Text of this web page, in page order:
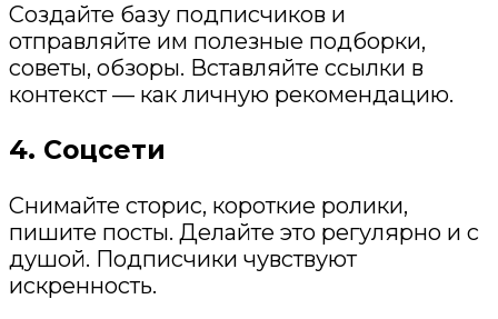
Создайте базу подписчиков и
отправляйте им полезные подборки,
советы, обзоры. Вставляйте ссылки в
контекст — как личную рекомендацию.
4. Соцсети
Снимайте сторис, короткие ролики,
пишите посты. Делайте это регулярно и с
душой. Подписчики чувствуют
искренность.